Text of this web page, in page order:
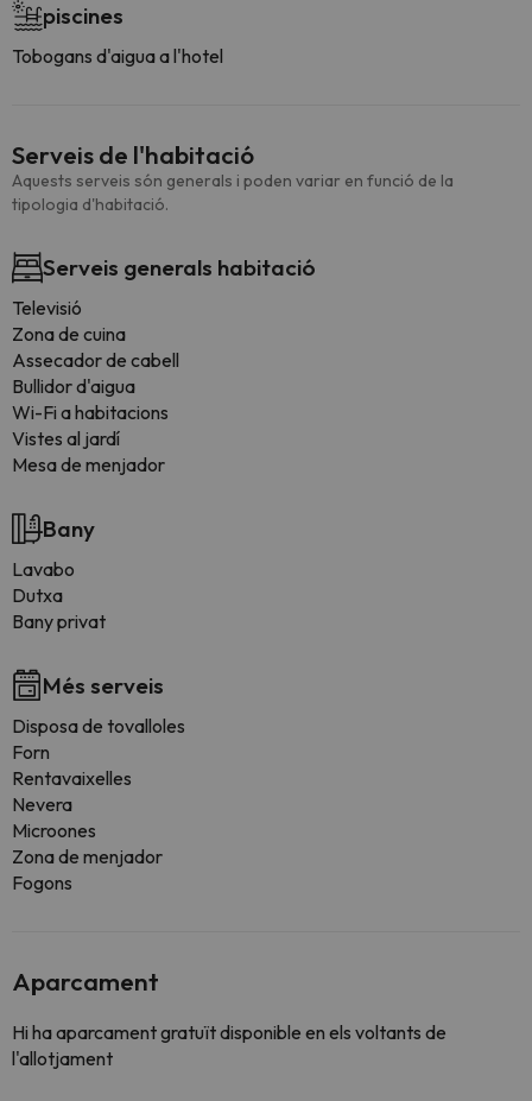
piscines
Tobogans d'aigua a l'hotel
Serveis de l'habitació
Aquests serveis són generals i poden variar en funció de la
tipologia d'habitació.
Serveis generals habitació
Televisió
Zona de cuina
Assecador de cabell
Bullidor d'aigua
Wi-Fi a habitacions
Vistes al jardí
Mesa de menjador
Bany
Lavabo
Dutxa
Bany privat
Més serveis
Disposa de tovalloles
Forn
Rentavaixelles
Nevera
Microones
Zona de menjador
Fogons
Aparcament
Hi ha aparcament gratuït disponible en els voltants de
l'allotjament